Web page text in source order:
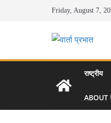
Friday, August 7,
राष्ट्रीय
ABOUT